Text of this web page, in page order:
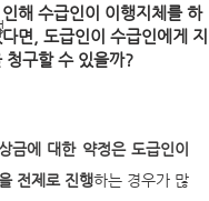
해 수급인이 이행지체를 하
면, 도급인이 수급인에게 지
청구할 수 있을까?
금에 대한 약정은 도급인이
전제로 진행하는 경우가 많